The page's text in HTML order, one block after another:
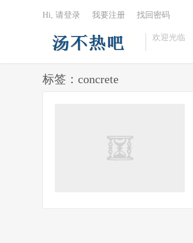
欢迎光临
Hi, 请登录 我要注册 找回密码
标签：concrete